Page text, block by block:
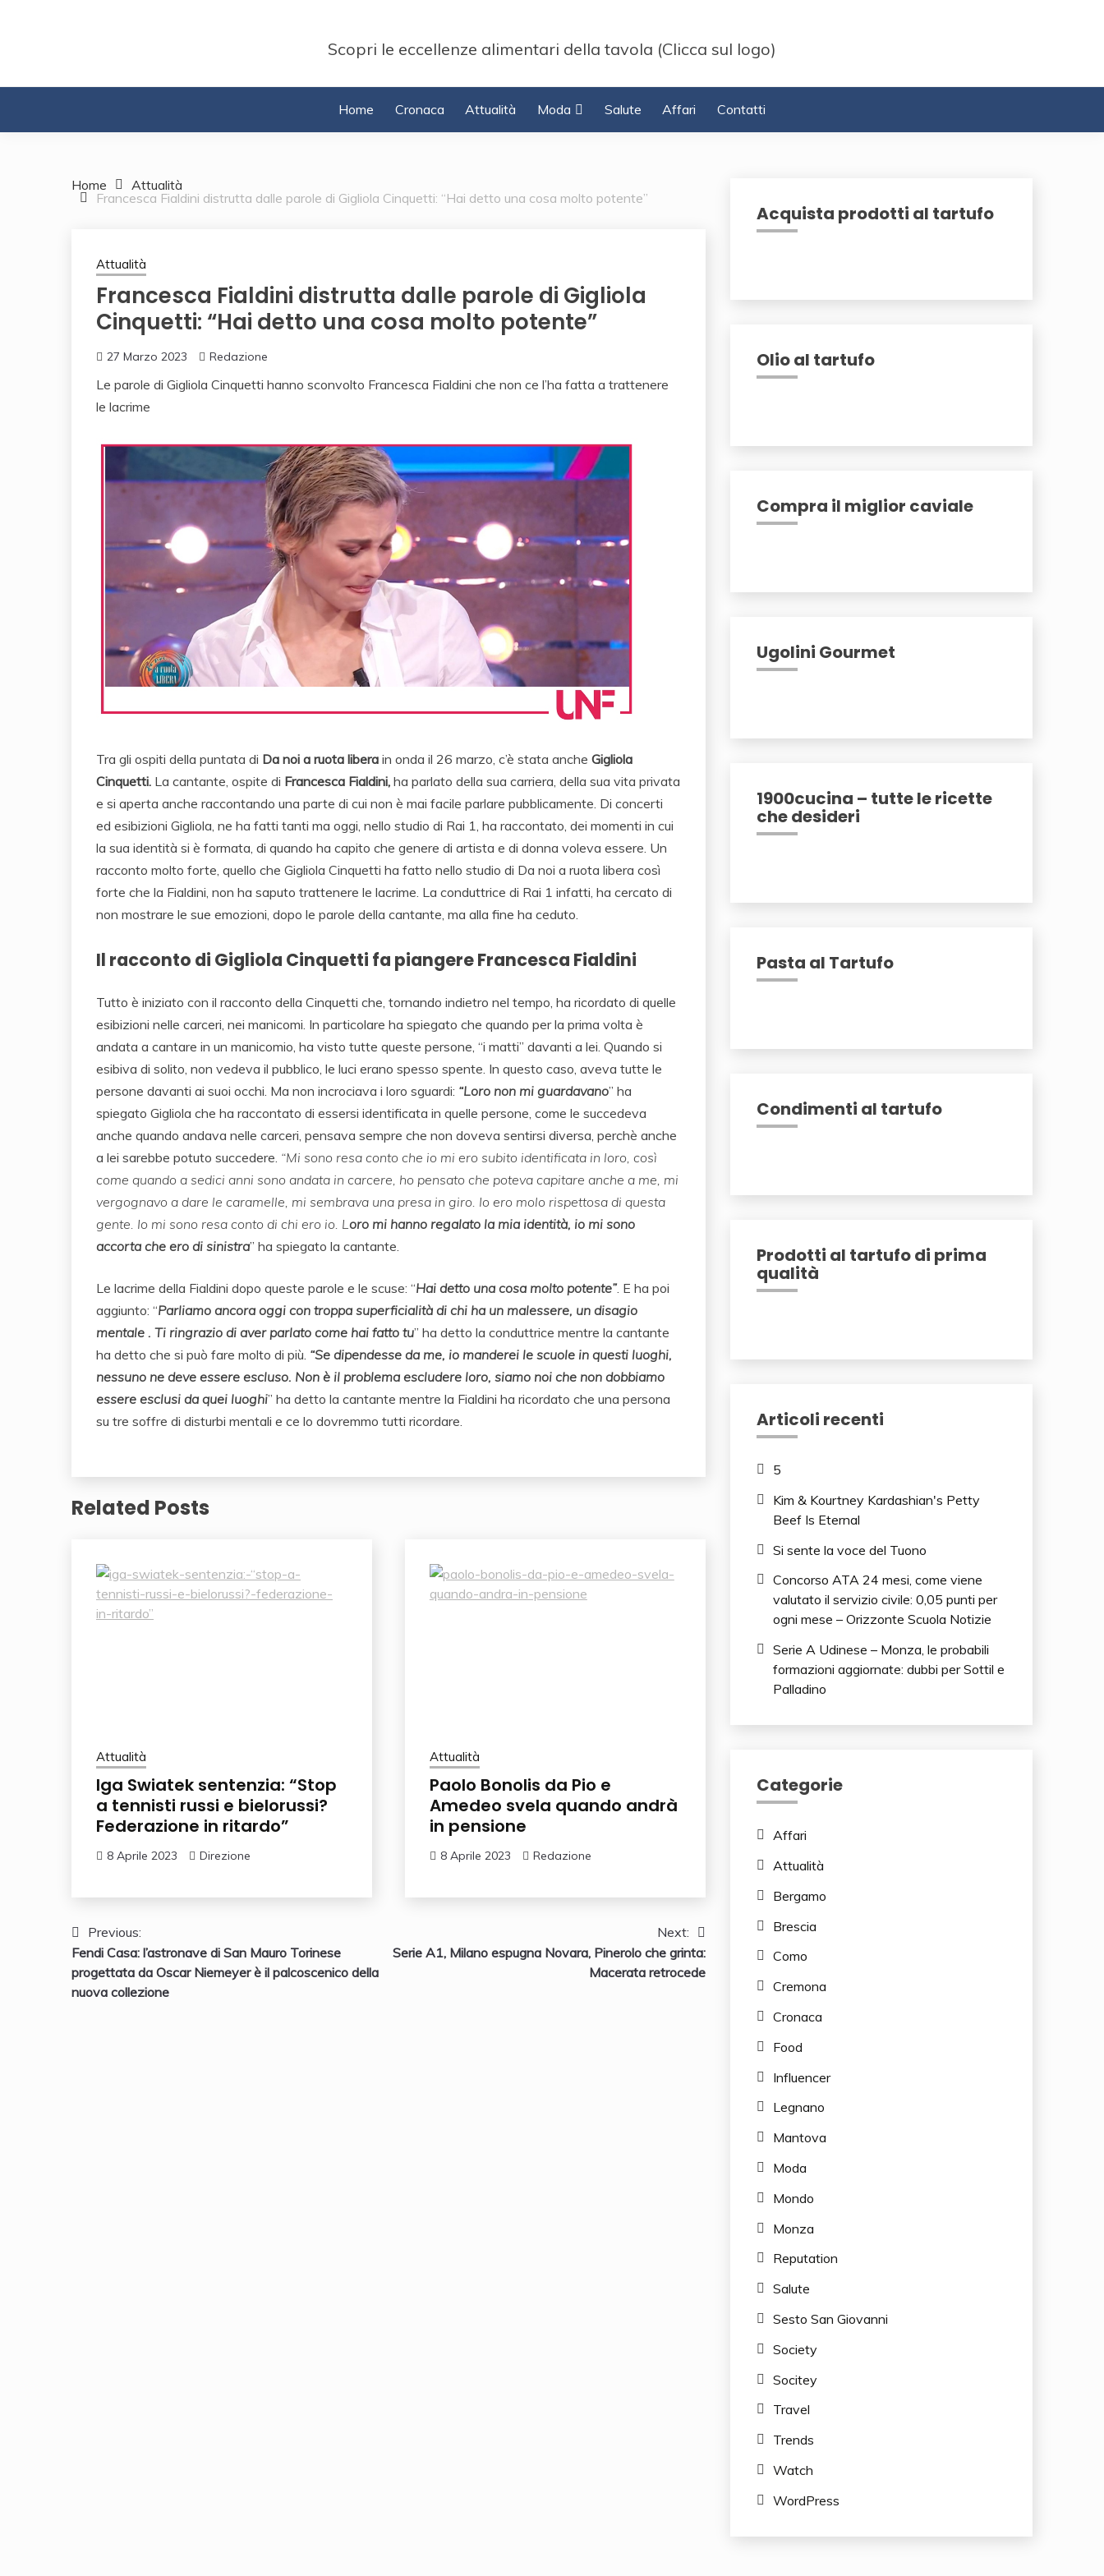
Scopri le eccellenze alimentari della tavola (Clicca sul logo)
Home Cronaca Attualità Moda Salute Affari Contatti
Home
Attualità
Francesca Fialdini distrutta dalle parole di Gigliola Cinquetti: “Hai detto una cosa molto potente”
Attualità
Francesca Fialdini distrutta dalle parole di Gigliola
Cinquetti: “Hai detto una cosa molto potente”
27 Marzo 2023 Redazione
Le parole di Gigliola Cinquetti hanno sconvolto Francesca Fialdini che non ce l’ha fatta a trattenere
le lacrime
Tra gli ospiti della puntata di Da noi a ruota libera in onda il 26 marzo, c’è stata anche Gigliola
Cinquetti. La cantante, ospite di Francesca Fialdini, ha parlato della sua carriera, della sua vita privata
e si aperta anche raccontando una parte di cui non è mai facile parlare pubblicamente. Di concerti
ed esibizioni Gigliola, ne ha fatti tanti ma oggi, nello studio di Rai 1, ha raccontato, dei momenti in cui
la sua identità si è formata, di quando ha capito che genere di artista e di donna voleva essere. Un
racconto molto forte, quello che Gigliola Cinquetti ha fatto nello studio di Da noi a ruota libera così
forte che la Fialdini, non ha saputo trattenere le lacrime. La conduttrice di Rai 1 infatti, ha cercato di
non mostrare le sue emozioni, dopo le parole della cantante, ma alla fine ha ceduto.
Il racconto di Gigliola Cinquetti fa piangere Francesca Fialdini
Tutto è iniziato con il racconto della Cinquetti che, tornando indietro nel tempo, ha ricordato di quelle
esibizioni nelle carceri, nei manicomi. In particolare ha spiegato che quando per la prima volta è
andata a cantare in un manicomio, ha visto tutte queste persone, “i matti” davanti a lei. Quando si
esibiva di solito, non vedeva il pubblico, le luci erano spesso spente. In questo caso, aveva tutte le
persone davanti ai suoi occhi. Ma non incrociava i loro sguardi: “Loro non mi guardavano” ha
spiegato Gigliola che ha raccontato di essersi identificata in quelle persone, come le succedeva
anche quando andava nelle carceri, pensava sempre che non doveva sentirsi diversa, perchè anche
a lei sarebbe potuto succedere. “Mi sono resa conto che io mi ero subito identificata in loro, così
come quando a sedici anni sono andata in carcere, ho pensato che poteva capitare anche a me, mi
vergognavo a dare le caramelle, mi sembrava una presa in giro. Io ero molo rispettosa di questa
gente. Io mi sono resa conto di chi ero io. Loro mi hanno regalato la mia identità, io mi sono
accorta che ero di sinistra” ha spiegato la cantante.
Le lacrime della Fialdini dopo queste parole e le scuse: “Hai detto una cosa molto potente”. E ha poi
aggiunto: “Parliamo ancora oggi con troppa superficialità di chi ha un malessere, un disagio
mentale . Ti ringrazio di aver parlato come hai fatto tu” ha detto la conduttrice mentre la cantante
ha detto che si può fare molto di più. “Se dipendesse da me, io manderei le scuole in questi luoghi,
nessuno ne deve essere escluso. Non è il problema escludere loro, siamo noi che non dobbiamo
essere esclusi da quei luoghi” ha detto la cantante mentre la Fialdini ha ricordato che una persona
su tre soffre di disturbi mentali e ce lo dovremmo tutti ricordare.
Related Posts
Attualità
Iga Swiatek sentenzia: “Stop
a tennisti russi e bielorussi?
Federazione in ritardo”
8 Aprile 2023 Direzione
Attualità
Paolo Bonolis da Pio e
Amedeo svela quando andrà
in pensione
8 Aprile 2023 Redazione
Navigazione
articoli
Previous:
Fendi Casa: l’astronave di San Mauro Torinese
progettata da Oscar Niemeyer è il palcoscenico della
nuova collezione
Next:
Serie A1, Milano espugna Novara, Pinerolo che grinta:
Macerata retrocede
Acquista prodotti al tartufo
Olio al tartufo
Compra il miglior caviale
Ugolini Gourmet
1900cucina – tutte le ricette
che desideri
Pasta al Tartufo
Condimenti al tartufo
Prodotti al tartufo di prima
qualità
Articoli recenti
5
Kim & Kourtney Kardashian's Petty
Beef Is Eternal
Si sente la voce del Tuono
Concorso ATA 24 mesi, come viene
valutato il servizio civile: 0,05 punti per
ogni mese – Orizzonte Scuola Notizie
Serie A Udinese – Monza, le probabili
formazioni aggiornate: dubbi per Sottil e
Palladino
Categorie
Affari
Attualità
Bergamo
Brescia
Como
Cremona
Cronaca
Food
Influencer
Legnano
Mantova
Moda
Mondo
Monza
Reputation
Salute
Sesto San Giovanni
Society
Socitey
Travel
Trends
Watch
WordPress